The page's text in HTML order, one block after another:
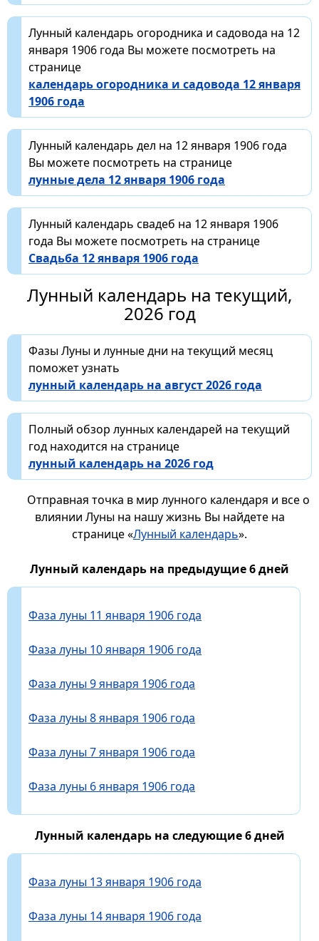
Лунный календарь огородника и садовода на 12
января 1906 года Вы можете посмотреть на
странице
календарь огородника и садовода 12 января
1906 года
Лунный календарь дел на 12 января 1906 года
Вы можете посмотреть на странице
лунные дела 12 января 1906 года
Лунный календарь свадеб на 12 января 1906
года Вы можете посмотреть на странице
Свадьба 12 января 1906 года
Лунный календарь на текущий,
2026 год
Фазы Луны и лунные дни на текущий месяц
поможет узнать
лунный календарь на август 2026 года
Полный обзор лунных календарей на текущий
год находится на странице
лунный календарь на 2026 год
Отправная точка в мир лунного календаря и все о
влиянии Луны на нашу жизнь Вы найдете на
странице «Лунный календарь».
Лунный календарь на предыдущие 6 дней
Фаза луны 11 января 1906 года
Фаза луны 10 января 1906 года
Фаза луны 9 января 1906 года
Фаза луны 8 января 1906 года
Фаза луны 7 января 1906 года
Фаза луны 6 января 1906 года
Лунный календарь на следующие 6 дней
Фаза луны 13 января 1906 года
Фаза луны 14 января 1906 года